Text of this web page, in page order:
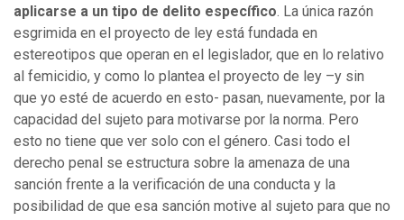
aplicarse a un tipo de delito específico. La única razón
esgrimida en el proyecto de ley está fundada en
estereotipos que operan en el legislador, que en lo relativo
al femicidio, y como lo plantea el proyecto de ley –y sin
que yo esté de acuerdo en esto- pasan, nuevamente, por la
capacidad del sujeto para motivarse por la norma. Pero
esto no tiene que ver solo con el género. Casi todo el
derecho penal se estructura sobre la amenaza de una
sanción frente a la verificación de una conducta y la
posibilidad de que esa sanción motive al sujeto para que no